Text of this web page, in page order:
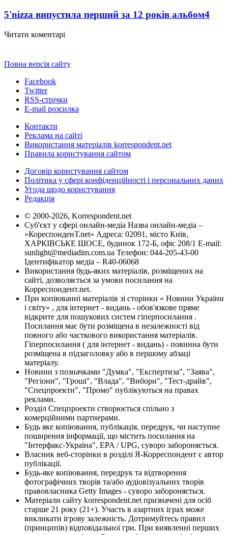
5'nizza випустила перший за 12 років альбом4
Читати коментарі
Повна версія сайту
Facebook
Twitter
RSS-стрічки
E-mail розсилка
Контакти
Реклама на сайті
Використання матеріалів korrespondent.net
Правила користування сайтом
Договір користування сайтом
Політика у сфері конфіденційності і персональних даних
Угода щодо користування
Редакція
© 2000-2026, Korrespondent.net
Суб'єкт у сфері онлайн-медіа Назва онлайн-медіа –
«КореспонденТ.net» Адреса: 02091, місто Київ,
ХАРКІВСЬКЕ ШОСЕ, будинок 172-Б, офіс 208/1 E-mail:
sunlight@mediadim.com.ua Телефон: 044-205-43-00
Ідентифікатор медіа – R40-06068
Використання будь-яких матеріалів, розміщених на
сайті, дозволяється за умови посилання на
Корреспондент.net.
При копіюванні матеріалів зі сторінки « Новини України
і світу» , для інтернет - видань - обов'язкове пряме
відкрите для пошукових систем гіперпосилання .
Посилання має бути розміщена в незалежності від
повного або часткового використання матеріалів.
Гіперпосилання ( для інтернет - видань) - повинна бути
розміщена в підзаголовку або в першому абзаці
матеріалу.
Новини з позначками "Думка", "Експертиза", "Заява",
"Регіони", "Гроші", "Влада", "Вибори", "Тест-драйв",
"Спецпроекти", "Промо" публікуються на правах
реклами.
Розділ Спецпроекти створюється спільно з
комерційними партнерами.
Будь яке копіювання, публікація, передрук, чи наступне
поширення інформації, що містить посилання на
"Інтерфакс-Україна", EPA / UPG, суворо забороняється.
Власник веб-сторінки в розділі Я-Корреспондент є автор
публікації.
Будь-яке копіювання, передрук та відтворення
фотографічних творів та/або аудіовізуальних творів
правовласника Getty Images - суворо забороняється.
Матеріали сайту korrespondent.net призначені для осіб
старше 21 року (21+). Участь в азартних іграх може
викликати ігрову залежність. Дотримуйтесь правил
(принципів) відповідальної гри. При виявленні перших